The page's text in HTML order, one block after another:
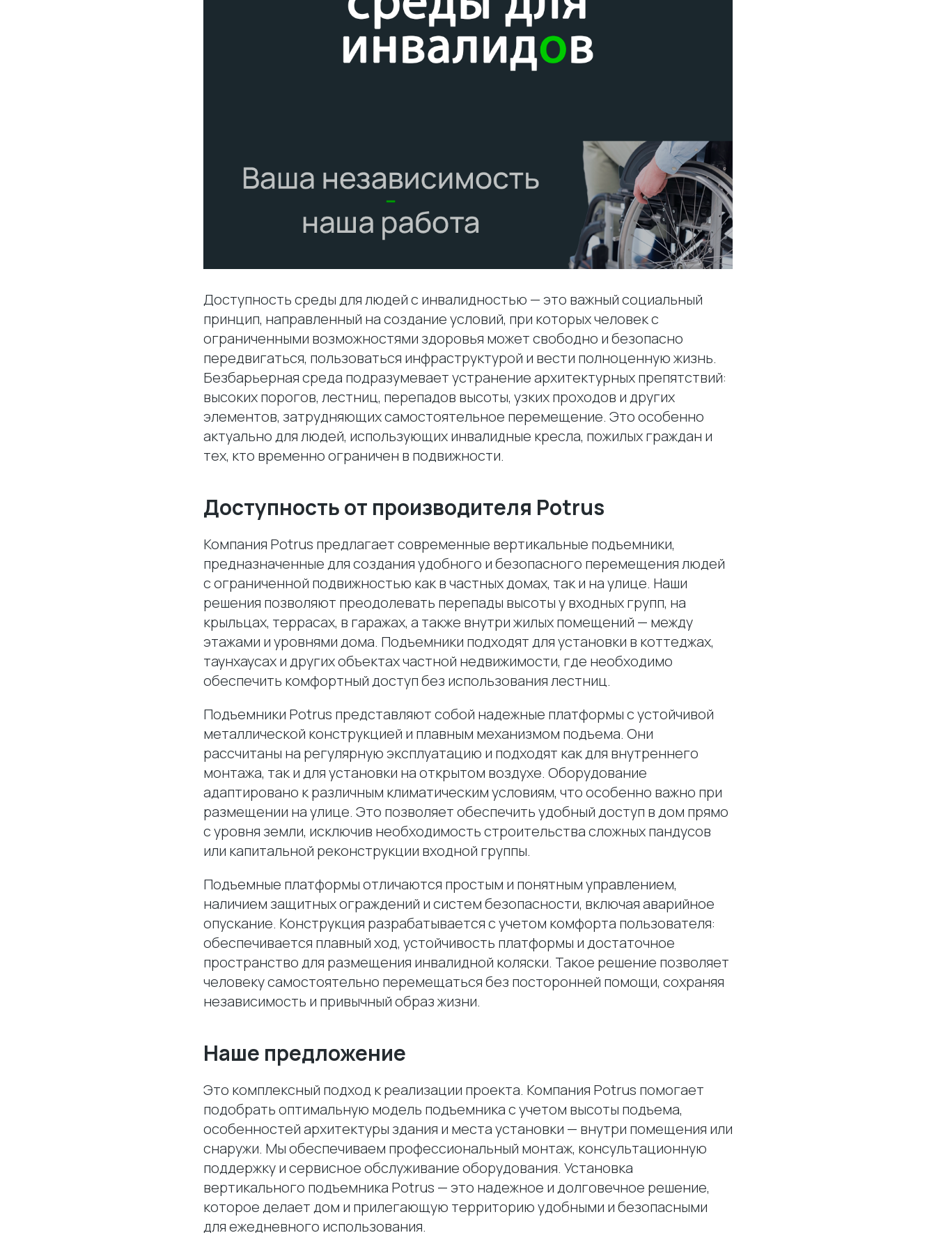
Доступность среды для людей с инвалидностью — это важный социальный
принцип, направленный на создание условий, при которых человек с
ограниченными возможностями здоровья может свободно и безопасно
передвигаться, пользоваться инфраструктурой и вести полноценную жизнь.
Безбарьерная среда подразумевает устранение архитектурных препятствий:
высоких порогов, лестниц, перепадов высоты, узких проходов и других
элементов, затрудняющих самостоятельное перемещение. Это особенно
актуально для людей, использующих инвалидные кресла, пожилых граждан и
тех, кто временно ограничен в подвижности.
Доступность от производителя Potrus
Компания Potrus предлагает современные вертикальные подъемники,
предназначенные для создания удобного и безопасного перемещения людей
с ограниченной подвижностью как в частных домах, так и на улице. Наши
решения позволяют преодолевать перепады высоты у входных групп, на
крыльцах, террасах, в гаражах, а также внутри жилых помещений — между
этажами и уровнями дома. Подъемники подходят для установки в коттеджах,
таунхаусах и других объектах частной недвижимости, где необходимо
обеспечить комфортный доступ без использования лестниц.
Подъемники Potrus представляют собой надежные платформы с устойчивой
металлической конструкцией и плавным механизмом подъема. Они
рассчитаны на регулярную эксплуатацию и подходят как для внутреннего
монтажа, так и для установки на открытом воздухе. Оборудование
адаптировано к различным климатическим условиям, что особенно важно при
размещении на улице. Это позволяет обеспечить удобный доступ в дом прямо
с уровня земли, исключив необходимость строительства сложных пандусов
или капитальной реконструкции входной группы.
Подъемные платформы отличаются простым и понятным управлением,
наличием защитных ограждений и систем безопасности, включая аварийное
опускание. Конструкция разрабатывается с учетом комфорта пользователя:
обеспечивается плавный ход, устойчивость платформы и достаточное
пространство для размещения инвалидной коляски. Такое решение позволяет
человеку самостоятельно перемещаться без посторонней помощи, сохраняя
независимость и привычный образ жизни.
Наше предложение
Это комплексный подход к реализации проекта. Компания Potrus помогает
подобрать оптимальную модель подъемника с учетом высоты подъема,
особенностей архитектуры здания и места установки — внутри помещения или
снаружи. Мы обеспечиваем профессиональный монтаж, консультационную
поддержку и сервисное обслуживание оборудования. Установка
вертикального подъемника Potrus — это надежное и долговечное решение,
которое делает дом и прилегающую территорию удобными и безопасными
для ежедневного использования.